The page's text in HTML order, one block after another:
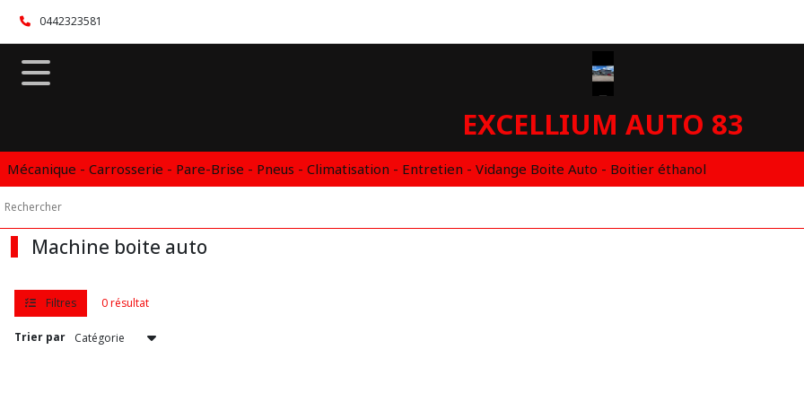
0442323581
EXCELLIUM AUTO 83
Mécanique - Carrosserie - Pare-Brise - Pneus - Climatisation - Entretien - Vidange Boite Auto - Boitier éthanol
Machine boite auto
Filtres 0 résultat
Trier par
Fermer
FILTRES
Afficher
les
résultats